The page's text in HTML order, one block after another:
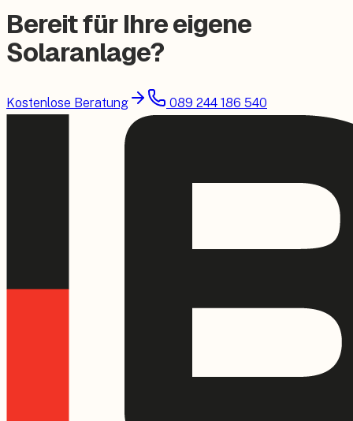
Bereit für Ihre eigene
Solaranlage?
Kostenlose Beratung 089 244 186 540